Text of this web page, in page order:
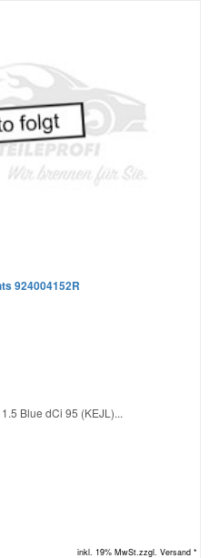
924004152R
Blue dCi 95 (KEJL)...
inkl. 19% MwSt.zzgl. Versand *